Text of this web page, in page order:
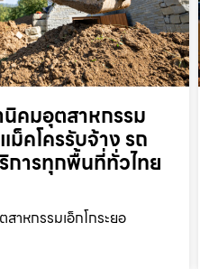
นิคมอุตสาหกรรม
ม็คโครรับจ้าง รถ
การทุกพื้นที่ทั่วไทย
าหกรรมเอ็กโกระยอ